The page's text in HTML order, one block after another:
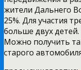
жители Дальнего
25%. Для участия
больше двух детей.
Можно получить
старого